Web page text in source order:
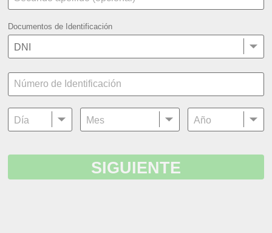
Documentos de Identificación
DNI
Día Mes Año
SIGUIENTE